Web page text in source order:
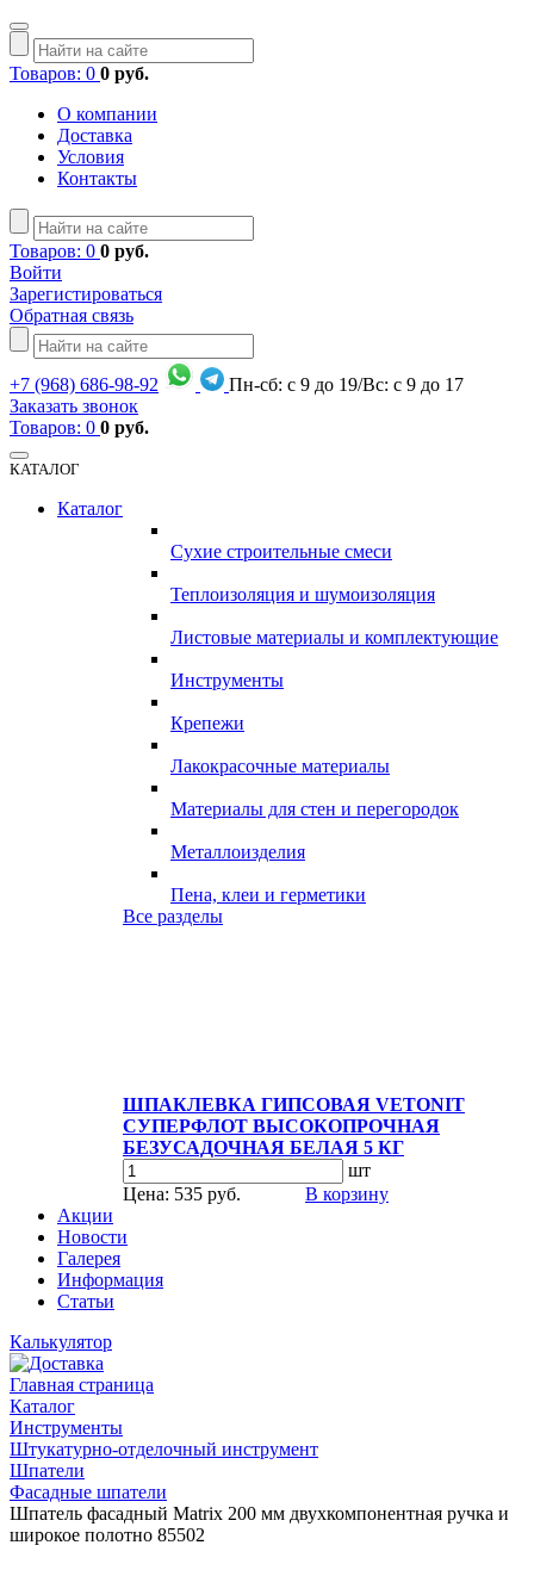
Товаров: 0 0 руб.
О компании
Доставка
Условия
Контакты
Товаров: 0 0 руб.
Войти
Зарегистироваться
Обратная связь
+7 (968) 686-98-92
Пн-сб: с 9 до 19/Вс: с 9 до 17
Заказать звонок
Товаров: 0 0 руб.
КАТАЛОГ
Каталог
Сухие строительные смеси
Теплоизоляция и шумоизоляция
Листовые материалы и комплектующие
Инструменты
Крепежи
Лакокрасочные материалы
Материалы для стен и перегородок
Металлоизделия
Пена, клеи и герметики
Все разделы
ШПАКЛЕВКА ГИПСОВАЯ VETONIT
СУПЕРФЛОТ ВЫСОКОПРОЧНАЯ
БЕЗУСАДОЧНАЯ БЕЛАЯ 5 КГ
шт
Цена: 535 руб.
В корзину
Акции
Новости
Галерея
Информация
Статьи
Калькулятор
Главная страница
Каталог
Инструменты
Штукатурно-отделочный инструмент
Шпатели
Фасадные шпатели
Шпатель фасадный Matrix 200 мм двухкомпонентная ручка и
широкое полотно 85502